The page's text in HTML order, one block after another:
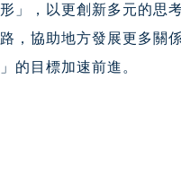
」，以更創新多元的思
，協助地方發展更多關
的目標加速前進。